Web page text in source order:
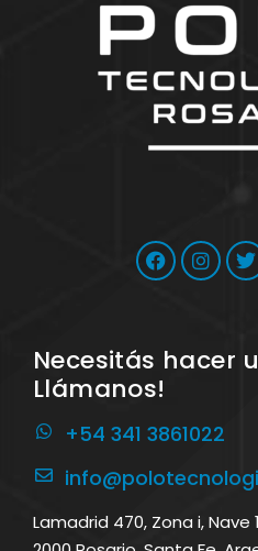
Necesitás hacer
Llámanos!
+54 341 3861022
Lamadrid 470, Zona i,